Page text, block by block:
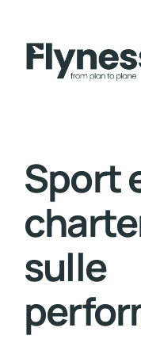
content
Sport
sulle